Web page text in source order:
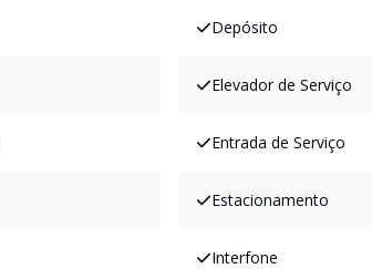
Depósito
Elevador de Serviço
Entrada de Serviço
Estacionamento
Interfone